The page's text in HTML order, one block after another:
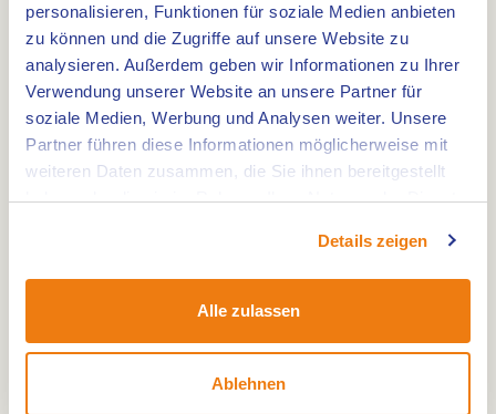
personalisieren, Funktionen für soziale Medien anbieten
zu können und die Zugriffe auf unsere Website zu
analysieren. Außerdem geben wir Informationen zu Ihrer
Verwendung unserer Website an unsere Partner für
soziale Medien, Werbung und Analysen weiter. Unsere
Partner führen diese Informationen möglicherweise mit
weiteren Daten zusammen, die Sie ihnen bereitgestellt
haben oder die sie im Rahmen Ihrer Nutzung der Dienste
Details zeigen
Alle zulassen
Ablehnen
drinnen als auch draußen auf der Terrasse, mit
Gästen, die Frühstück, Mittagessen, Abendessen
oder einfach nur eine schöne Tasse Kaffee
während oder nach dem Einkaufen in Roermond
genießen.
den Platz mit seinen gemütlichen Terrassen und
Abtei Münster, erbaut im frühen dreizehnten
Erdbeben im Jahr 1992, bei dem beide Chortürme